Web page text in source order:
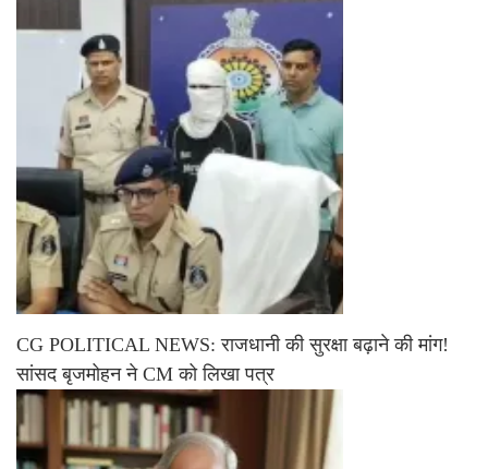
CG POLITICAL NEWS: राजधानी की सुरक्षा बढ़ाने की मांग!
सांसद बृजमोहन ने CM को लिखा पत्र